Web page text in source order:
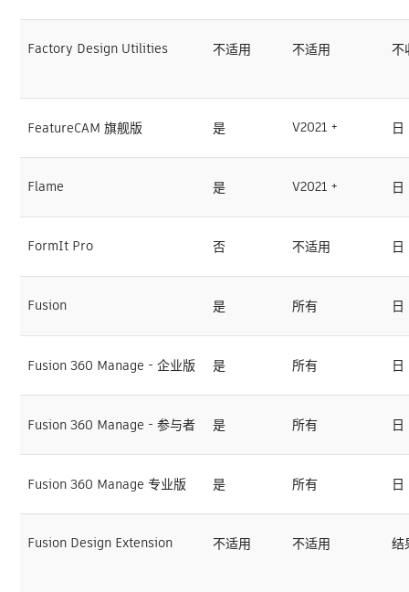
Factory Design Utilities 不适用 不适用 不
FeatureCAM 旗舰版 是 V2021 + 日
Flame 是 V2021 + 日
FormIt Pro 否 不适用 日
Fusion 是 所有 日
Fusion 360 Manage - 企业版 是 所有 日
Fusion 360 Manage - 参与者 是 所有 日
Fusion 360 Manage 专业版 是 所有 日
Fusion Design Extension 不适用 不适用 结